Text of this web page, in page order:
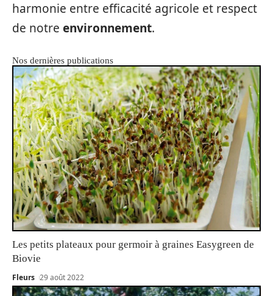
harmonie entre efficacité agricole et respect
de notre environnement.
Nos dernières publications
Les petits plateaux pour germoir à graines Easygreen de
Biovie
Fleurs 29 août 2022